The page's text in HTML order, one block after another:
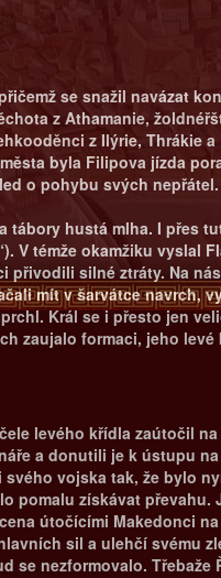
se snažil navázat
z Athamanie,
z Ilýrie, Thrákie
byla Filipova jízda
o pohybu svých nepřátel.
hustá mlha. I přes
V témže okamžiku vyslal
silné ztráty. Na
mít v šarvátce navrch,
Král se i přesto jen
zaujalo formaci, jeho
levého křídla zaútočil
a donutili je k ústupu
vojska tak, že bylo
pomalu získávat
útočícími Makedonci
sil a ulehčí svému
nezformovalo. Třebaže